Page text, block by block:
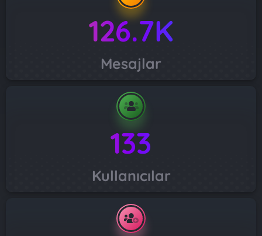
126.7K
Mesajlar
133
Kullanıcılar